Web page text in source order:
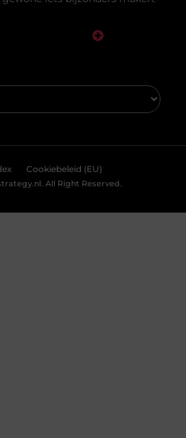
website en kunnen we content en
Voorkeuren
een nieuwe uitdaging in de
de vacature hovenier in
wat